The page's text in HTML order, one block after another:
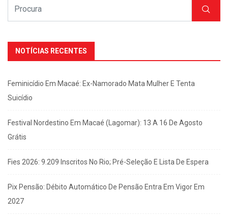
NOTÍCIAS RECENTES
Feminicídio Em Macaé: Ex-Namorado Mata Mulher E Tenta
Suicídio
Festival Nordestino Em Macaé (Lagomar): 13 A 16 De Agosto
Grátis
Fies 2026: 9.209 Inscritos No Rio; Pré-Seleção E Lista De Espera
Pix Pensão: Débito Automático De Pensão Entra Em Vigor Em
2027